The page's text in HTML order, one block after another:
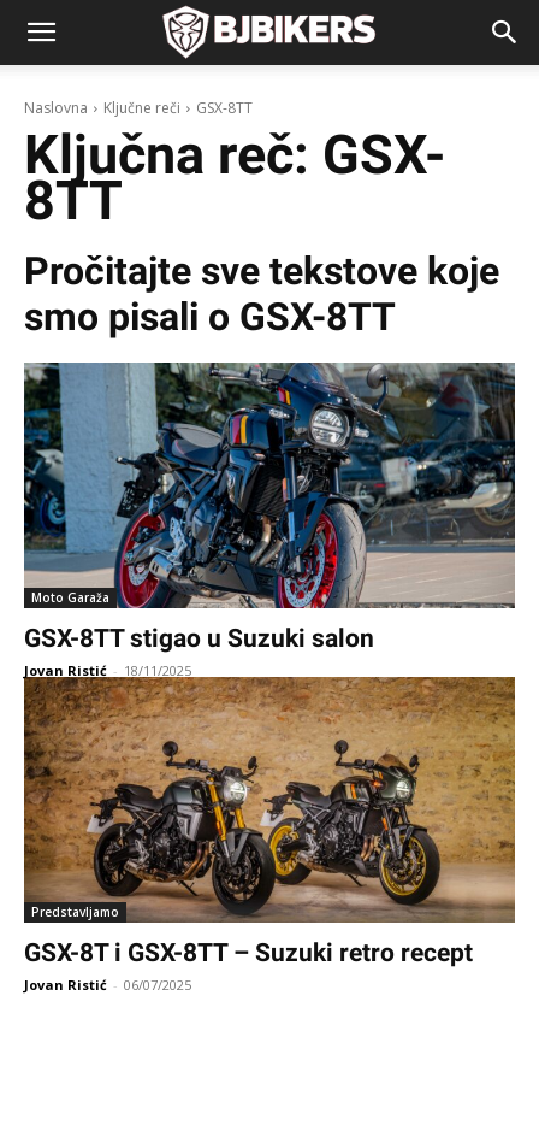
Naslovna Ključne reči GSX-8TT
Ključna reč: GSX-
8TT
Pročitajte sve tekstove koje
smo pisali o GSX-8TT
Moto Garaža
GSX-8TT stigao u Suzuki salon
Jovan Ristić - 18/11/2025
Predstavljamo
GSX-8T i GSX-8TT – Suzuki retro recept
Jovan Ristić - 06/07/2025